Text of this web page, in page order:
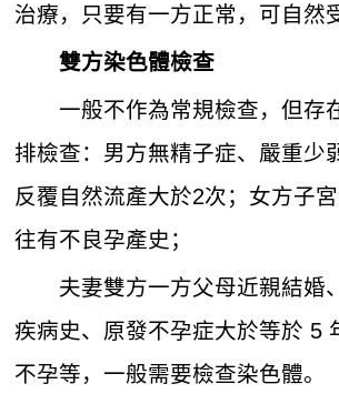
治療，只要有一方正常，可自然
雙方染色體檢查
一般不作為常規檢查，但存
排檢查：男方無精子症、嚴重少
反覆自然流產大於2次；女方子
往有不良孕產史；
夫妻雙方一方父母近親結婚
疾病史、原發不孕症大於等於 5
不孕等，一般需要檢查染色體。